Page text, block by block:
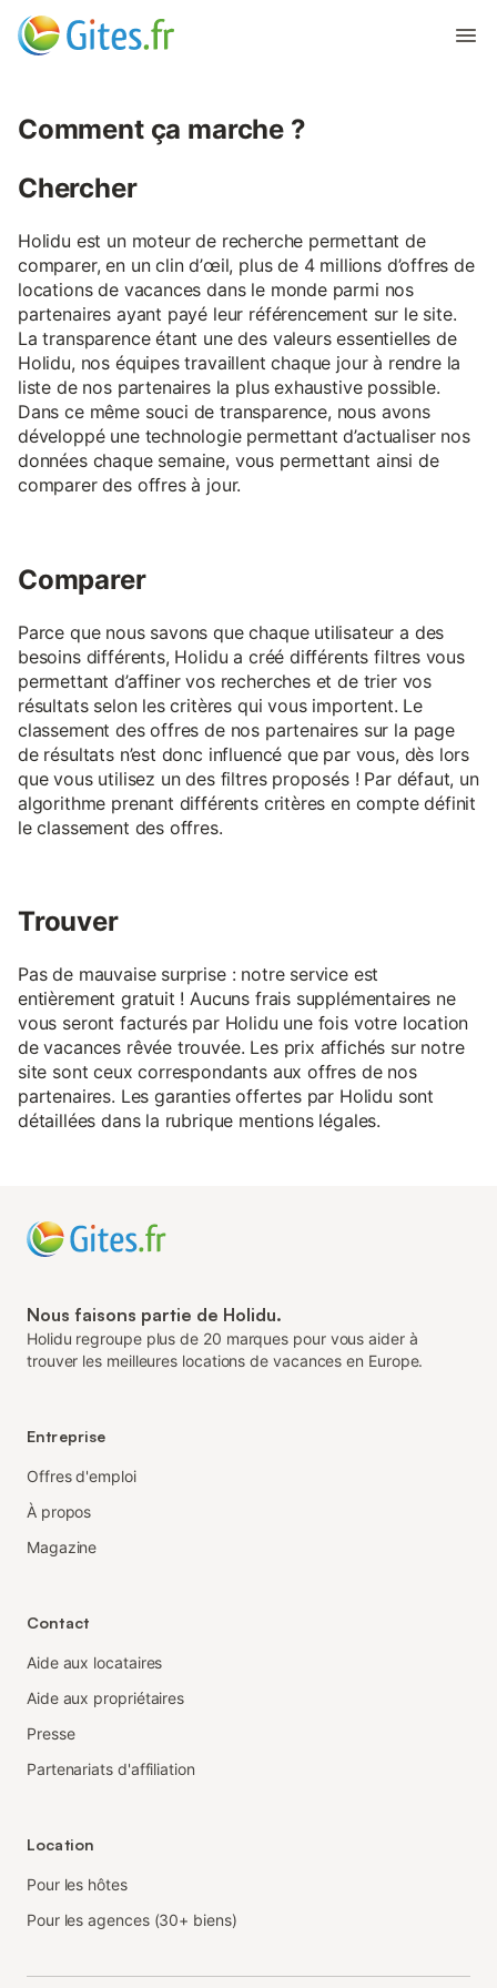
Comment ça marche ?
Chercher
Holidu est un moteur de recherche permettant de
comparer, en un clin d’œil, plus de 4 millions d’offres de
locations de vacances dans le monde parmi nos
partenaires ayant payé leur référencement sur le site.
La transparence étant une des valeurs essentielles de
Holidu, nos équipes travaillent chaque jour à rendre la
liste de nos partenaires la plus exhaustive possible.
Dans ce même souci de transparence, nous avons
développé une technologie permettant d’actualiser nos
données chaque semaine, vous permettant ainsi de
comparer des offres à jour.
Comparer
Parce que nous savons que chaque utilisateur a des
besoins différents, Holidu a créé différents filtres vous
permettant d’affiner vos recherches et de trier vos
résultats selon les critères qui vous importent. Le
classement des offres de nos partenaires sur la page
de résultats n’est donc influencé que par vous, dès lors
que vous utilisez un des filtres proposés ! Par défaut, un
algorithme prenant différents critères en compte définit
le classement des offres.
Trouver
Pas de mauvaise surprise : notre service est
entièrement gratuit ! Aucuns frais supplémentaires ne
vous seront facturés par Holidu une fois votre location
de vacances rêvée trouvée. Les prix affichés sur notre
site sont ceux correspondants aux offres de nos
partenaires. Les garanties offertes par Holidu sont
détaillées dans la rubrique mentions légales.
Nous faisons partie de Holidu.
Holidu regroupe plus de 20 marques pour vous aider à
trouver les meilleures locations de vacances en Europe.
Entreprise
Offres d'emploi
À propos
Magazine
Contact
Aide aux locataires
Aide aux propriétaires
Presse
Partenariats d'affiliation
Location
Pour les hôtes
Pour les agences (30+ biens)